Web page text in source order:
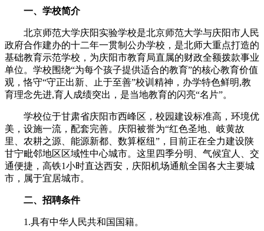
一、学校简介
北京师范大学庆阳实验学校是北京师范大学与庆阳市人民
政府合作建办的十二年一贯制公办学校，是北师大重点打造的
基础教育示范学校，为庆阳市教育局直属的财政全额拨款事业
单位。学校围绕“为每个孩子提供适合的教育”的核心教育价值
观，恪守“守正出新、止于至善”校训精神，办学特色鲜明,教
育理念先进,育人成绩突出，是当地教育的闪亮“名片”。
学校位于甘肃省庆阳市西峰区，校园建设标准高，环境优
美，设施一流，配套完善。庆阳被誉为“红色圣地、岐黄故
里、农耕之源、能源新都、数算枢纽”，目前正在全力建设陕
甘宁毗邻地区区域性中心城市。这里四季分明、气候宜人、交
通便捷，高铁1小时直达西安，庆阳机场通航全国各大主要城
市，属于宜居城市。
二、招聘条件
1.具有中华人民共和国国籍。